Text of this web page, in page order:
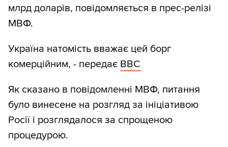
млрд доларів, повідомляється в прес-релізі
МВФ.
Україна натомість вважає цей борг
комерційним, - передає ВВС
Як сказано в повідомленні МВФ, питання
було винесене на розгляд за ініціативою
Росії і розглядалося за спрощеною
процедурою.